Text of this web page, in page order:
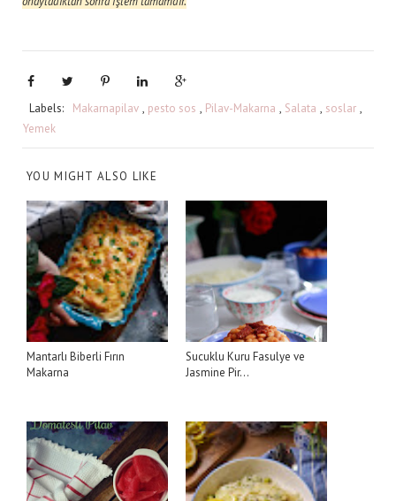
Labels: Makarnapilav , pesto sos , Pilav-Makarna , Salata , soslar ,
Yemek
YOU MIGHT ALSO LIKE
Mantarlı Biberli Fırın
Makarna
Sucuklu Kuru Fasulye ve
Jasmine Pir...